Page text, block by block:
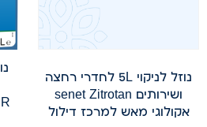
נוזל לניקוי 5L לחדרי רחצה
ושירותים senet Zitrotan
אקולוגי מאש למרכז דילול